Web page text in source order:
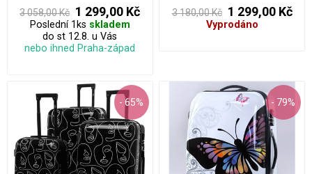
3 058,00 Kč 1 299,00 Kč
Poslední 1ks skladem
do st 12.8. u Vás
nebo ihned Praha-západ
vyrobených s velkou péčí a
smyslem pro detail.
3 180,00 Kč 1 299,00 Kč
Vyprodáno
- 65% - 79%